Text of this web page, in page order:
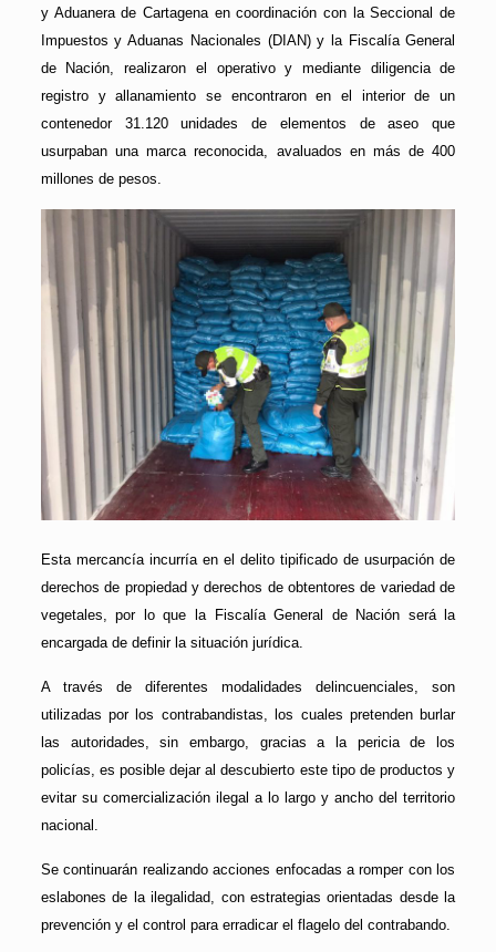
y Aduanera de Cartagena en coordinación con la Seccional de
Impuestos y Aduanas Nacionales (DIAN) y la Fiscalía General
de Nación, realizaron el operativo y mediante diligencia de
registro y allanamiento se encontraron en el interior de un
contenedor 31.120 unidades de elementos de aseo que
usurpaban una marca reconocida, avaluados en más de 400
millones de pesos.
Esta mercancía incurría en el delito tipificado de usurpación de
derechos de propiedad y derechos de obtentores de variedad de
vegetales, por lo que la Fiscalía General de Nación será la
encargada de definir la situación jurídica.
A través de diferentes modalidades delincuenciales, son
utilizadas por los contrabandistas, los cuales pretenden burlar
las autoridades, sin embargo, gracias a la pericia de los
policías, es posible dejar al descubierto este tipo de productos y
evitar su comercialización ilegal a lo largo y ancho del territorio
nacional.
Se continuarán realizando acciones enfocadas a romper con los
eslabones de la ilegalidad, con estrategias orientadas desde la
prevención y el control para erradicar el flagelo del contrabando.